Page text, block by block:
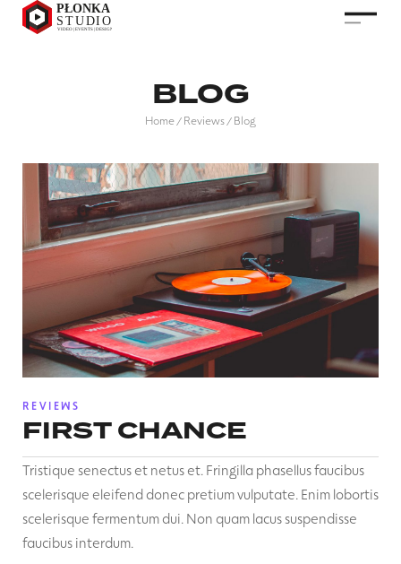
BLOG
Home/Reviews/Blog
REVIEWS
FIRST CHANCE
Tristique senectus et netus et. Fringilla phasellus faucibus
scelerisque eleifend donec pretium vulputate. Enim lobortis
scelerisque fermentum dui. Non quam lacus suspendisse
faucibus interdum.